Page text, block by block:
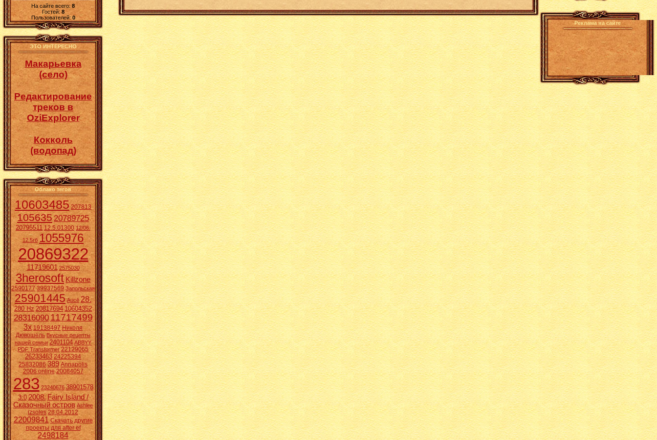
На сайте всего:8
Гостей:8
Пользователей: 0
ЭТО ИНТЕРЕСНО
Макарьевка
(село)
Редактирование
треков в
OziExplorer
Кокколь
(водопад)
Облако тегов
10603485 207813
10563520789725
20795511 12.5.01300 12/06.
12.5гб 1055976
20869322
11719601 2575030
3herosoft Killzone
2590177 39937569 Запольская
25901445 Aucē 28.
280 Hz 20817694 10604352
2831609011717499
3x 19138497 Николя
Дювошель Вкусные рецепты
нашей семьи 2401104 ABBYY
PDF Transformer 22129065
26233463 24225394
25832086 389 Annapolis
2006 online 20084057
283 23240676 38901578
3:0 2008. Fairy Island /
Сказочный остров Ashlee
izsoles 28.04.2012
22009841 Скачать другие
проекты для after ef
2498184
Реклама на сайте